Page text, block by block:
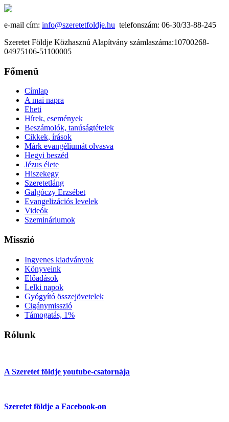
e-mail cím: info@szeretetfoldje.hu telefonszám: 06-30/33-88-245
Szeretet Földje Közhasznú Alapítvány számlaszáma:10700268-
04975106-51100005
Főmenü
Címlap
A mai napra
Eheti
Hírek, események
Beszámolók, tanúságtételek
Cikkek, írások
Márk evangéliumát olvasva
Hegyi beszéd
Jézus élete
Hiszekegy
Szeretetláng
Galgóczy Erzsébet
Evangelizációs levelek
Videók
Szemináriumok
Misszió
Ingyenes kiadványok
Könyveink
Előadások
Lelki napok
Gyógyító összejövetelek
Cigánymisszió
Támogatás, 1%
Rólunk
A Szeretet földje youtube-csatornája
Szeretet földje a Facebook-on